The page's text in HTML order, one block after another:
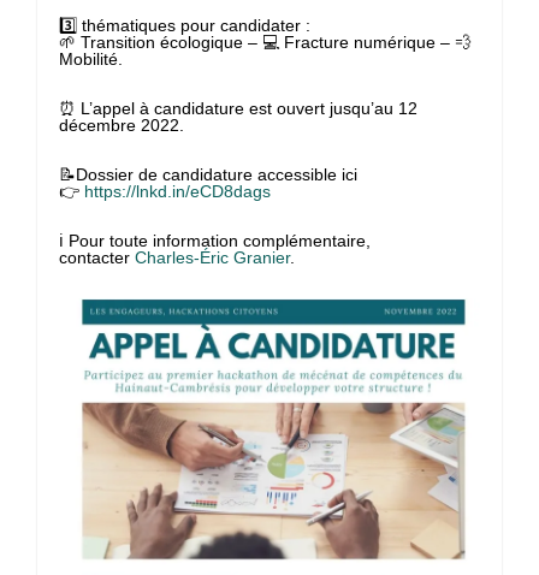
3️⃣ thématiques pour candidater :
🌱 Transition écologique – 💻 Fracture numérique – 💨
Mobilité.
⏰ L’appel à candidature est ouvert jusqu’au 12
décembre 2022.
📝Dossier de candidature accessible ici
👉 https://lnkd.in/eCD8dags
ℹ Pour toute information complémentaire,
contacter Charles-Éric Granier.